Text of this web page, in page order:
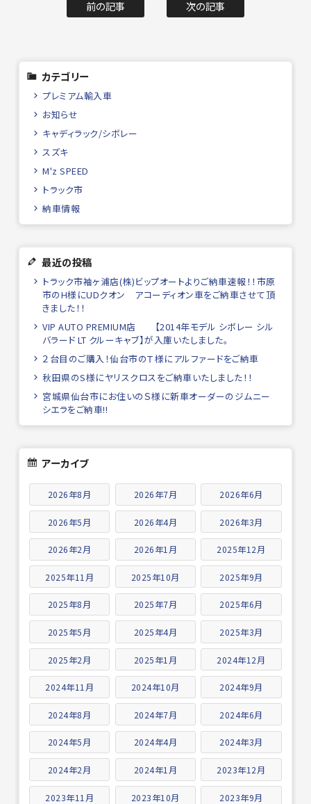
前の記事 次の記事
カテゴリー
プレミアム輸入車
お知らせ
キャディラック/シボレー
スズキ
M'z SPEED
トラック市
納車情報
最近の投稿
トラック市袖ヶ浦店(株)ビップオートよりご納車速報！！市原
市のH様にUDクオン アコーディオン車をご納車させて頂
きました！！
VIP AUTO PREMIUM店 【2014年モデル シボレー シル
バラード LT クルーキャブ】が入庫いたしました。
２台目のご購入！仙台市のＴ様にアルファードをご納車
秋田県のS様にヤリスクロスをご納車いたしました！！
宮城県仙台市にお住いのＳ様に新車オーダーのジムニー
シエラをご納車!!
アーカイブ
2026年8月 2026年7月 2026年6月
2026年5月 2026年4月 2026年3月
2026年2月 2026年1月 2025年12月
2025年11月 2025年10月 2025年9月
2025年8月 2025年7月 2025年6月
2025年5月 2025年4月 2025年3月
2025年2月 2025年1月 2024年12月
2024年11月 2024年10月 2024年9月
2024年8月 2024年7月 2024年6月
2024年5月 2024年4月 2024年3月
2024年2月 2024年1月 2023年12月
2023年11月 2023年10月 2023年9月